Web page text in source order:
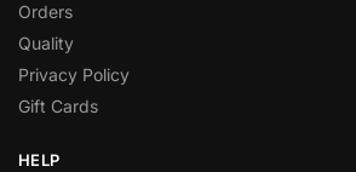
Orders
Quality
Privacy Policy
Gift Cards
HELP